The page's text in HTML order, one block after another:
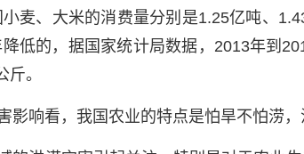
麦、大米的消费量分别是1.25亿吨、
低的，据国家统计局数据，2013年到
。
影响看，我国农业的特点是怕旱不怕涝，